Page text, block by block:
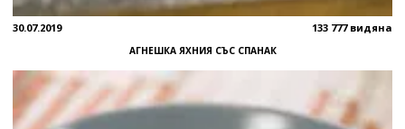
30.07.2019 133 777 видяна
АГНЕШКА ЯХНИЯ СЪС СПАНАК